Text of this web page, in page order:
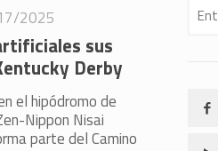
2025
sus
Derby
el hipódromo de
Nippon Nisai
parte del Camino